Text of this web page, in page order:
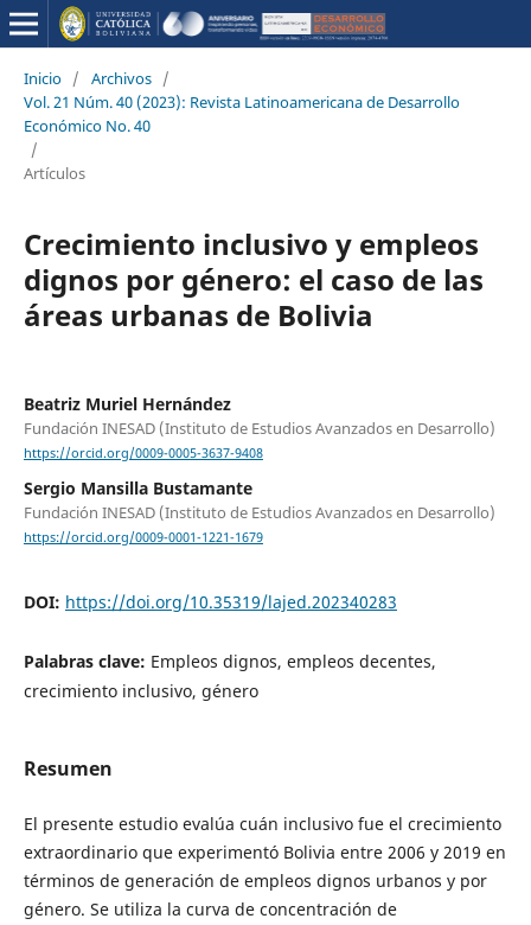
Inicio / Archivos /
Vol. 21 Núm. 40 (2023): Revista Latinoamericana de Desarrollo
Económico No. 40
/
Artículos
Crecimiento inclusivo y empleos
dignos por género: el caso de las
áreas urbanas de Bolivia
Beatriz Muriel Hernández
Fundación INESAD (Instituto de Estudios Avanzados en Desarrollo)
https://orcid.org/0009-0005-3637-9408
Sergio Mansilla Bustamante
Fundación INESAD (Instituto de Estudios Avanzados en Desarrollo)
https://orcid.org/0009-0001-1221-1679
DOI: https://doi.org/10.35319/lajed.202340283
Palabras clave: Empleos dignos, empleos decentes,
crecimiento inclusivo, género
Resumen
El presente estudio evalúa cuán inclusivo fue el crecimiento
extraordinario que experimentó Bolivia entre 2006 y 2019 en
términos de generación de empleos dignos urbanos y por
género. Se utiliza la curva de concentración de